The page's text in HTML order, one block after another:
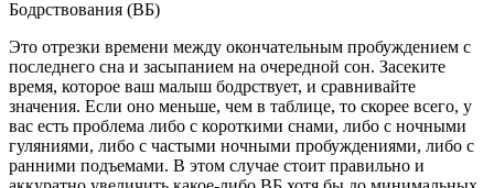
Бодрствования (ВБ)
Это отрезки времени между окончательным пробуждением с
последнего сна и засыпанием на очередной сон. Засеките
время, которое ваш малыш бодрствует, и сравнивайте
значения. Если оно меньше, чем в таблице, то скорее всего, у
вас есть проблема либо с короткими снами, либо с ночными
гуляниями, либо с частыми ночными пробуждениями, либо с
ранними подъемами. В этом случае стоит правильно и